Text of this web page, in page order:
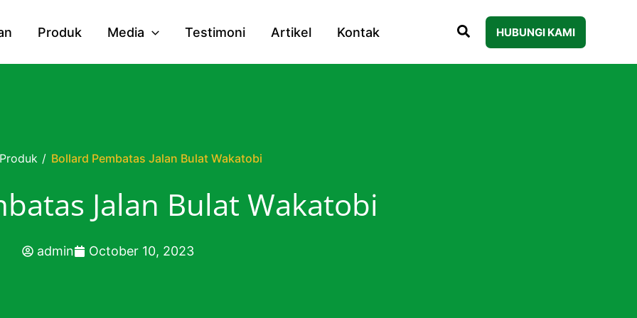
Produk Media Testimoni Artikel Kontak HUBUNGI KAMI
Produk / Bollard Pembatas Jalan Bulat Wakatobi
Jalan Bulat Wakatobi
admin October 10, 2023